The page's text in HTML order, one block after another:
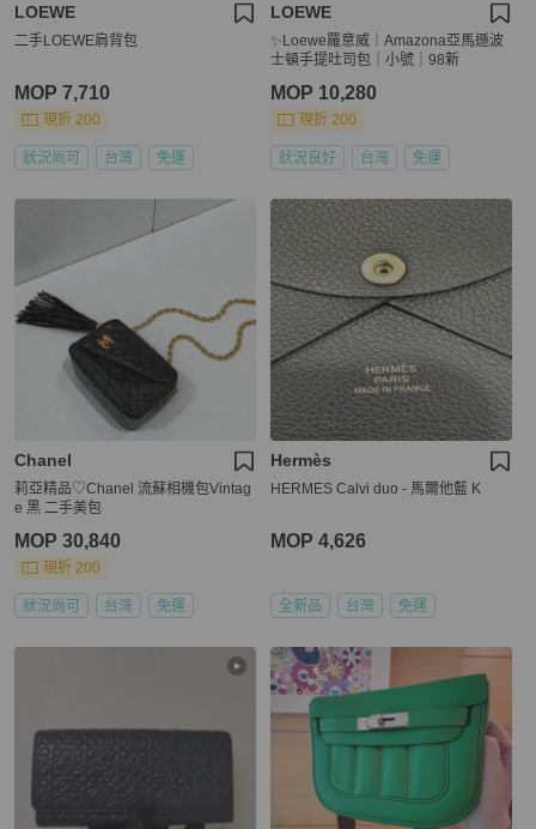
LOEWE
二手LOEWE肩背包
MOP 7,710
現折 200
狀況尚可 台灣 免運
LOEWE
✨Loewe羅意威｜Amazona亞馬遜波
士頓手提吐司包｜小號｜98新
MOP 10,280
現折 200
狀況良好 台灣 免運
Chanel
莉亞精品♡Chanel 流蘇相機包Vintag
e 黑 二手美包
MOP 30,840
現折 200
狀況尚可 台灣 免運
Hermès
HERMES Calvi duo - 馬爾他藍 K
MOP 4,626
全新品 台灣 免運